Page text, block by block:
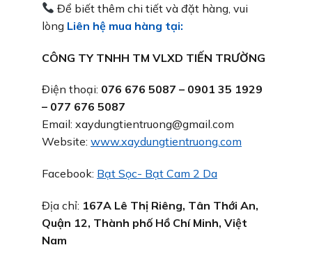
Để biết thêm chi tiết và đặt hàng, vui
lòng Liên hệ mua hàng tại:
CÔNG TY TNHH TM VLXD TIẾN TRƯỜNG
Điện thoại: 076 676 5087 – 0901 35 1929
– 077 676 5087
Email: xaydungtientruong@gmail.com
Website: www.xaydungtientruong.com
Facebook: Bạt Sọc- Bạt Cam 2 Da
Địa chỉ: 167A Lê Thị Riêng, Tân Thới An,
Quận 12, Thành phố Hồ Chí Minh, Việt
Nam